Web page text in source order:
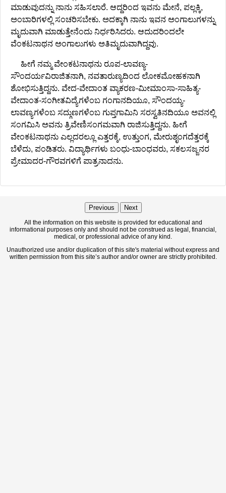
ಮಾಡುವುದನ್ನು ನಾನು ಸಹಿಸಲಾರೆ. ಆದ್ದರಿಂದ ಇವನು ಮೇನೆ, ಪಲ್ಲಕ್ಕಿ,
ಅಂಬಾರಿಗಳಲ್ಲಿ ಸಂಚರಿಸಬೇಕು. ಅದಕ್ಕಾಗಿ ನಾನು ಇವನ ಅಂಗಾಲುಗಳನ್ನು
ಮೃದುವಾಗಿ ಮಾಡುತ್ತೇನೆಂದು ನಿರ್ಧರಿಸಿದರು. ಆದುದರಿಂದಲೇ
ವೆಂಕಟನಾಥನ ಅಂಗಾಲುಗಳು ಅತಿಮೃದುವಾಗಿದ್ದವು.
ಹೀಗೆ ನಮ್ಮ ವೇಂಕಟನಾಥನು ರೂಪ-ಲಾವಣ್ಯ-
ಸೌಂದರ್ಯವಿರಾಜಿತನಾಗಿ, ನವತಾರುಣ್ಯದಿಂದ ಲೋಕಮೋಹಕನಾಗಿ
ಶೋಭಿಸುತ್ತಿದ್ದನು. ವೇದ-ವೇದಾಂತ ವ್ಯಾಕರಣ-ಮೀಮಾಂಸಾ-ಸಾಹಿತ್ಯ-
ವೇದಾಂತ-ಸಂಗೀತವಿದ್ಯೆಗಳೆಂಬ ಗಂಗಾನದಿಯೂ, ಸೌಂದಯ್ಯ-
ಲಾವಣ್ಯಗಳೆಂಬ ಸದ್ಗುಣಗಳೆಂಬ ಗುಪ್ತಗಾಮಿನಿ ಸರಸ್ವತಿನದಿಯೂ ಅವನಲ್ಲಿ
ಸಂಗಮಿಸಿ ಅವನು ತ್ರಿವೇಣಿಸಂಗಮವಾಗಿ ರಾಜಿಸುತ್ತಿದ್ದನು. ಹೀಗೆ
ವೇಂಕಟನಾಥನು ಎಲ್ಲದರಲ್ಲೂ ಎತ್ತರಕ್ಕೆ, ಉತ್ತುಂಗ, ಮೇರುಶೃಂಗದೆತ್ತರಕ್ಕೆ
ಬೆಳೆದು, ಪಂಡಿತರು. ವಿದ್ಯಾರ್ಥಿಗಳು ಬಂಧು-ಬಾಂಧವರು, ಸಕಲಸಜ್ಜನರ
ಪ್ರೇಮಾದರ-ಗೌರವಗಳಿಗೆ ಪಾತ್ರನಾದನು.
Previous Next
All the information on this website is provided for educational and
informational purposes only and should not be construed as legal, financial,
medical, or professional advice of any kind.
Unauthorized use and/or duplication of this site's material without express and
written permission from this site’s author and/or owner are strictly prohibited.